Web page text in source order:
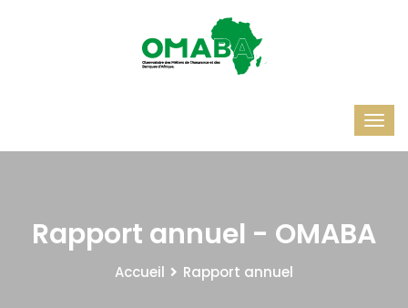
Rapport annuel - OMABA
Accueil Rapport annuel